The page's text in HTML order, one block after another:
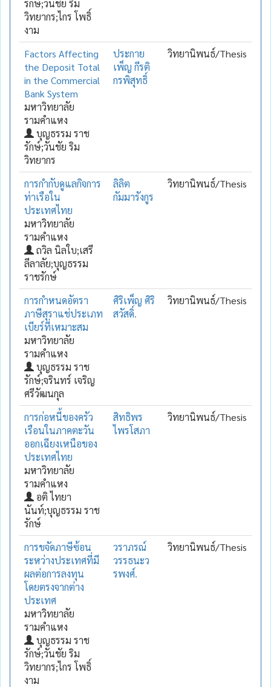
รักษ์;วันชัย ริม
วิทยากร;ไกร โพธิ์
งาม
Factors Affecting
the Deposit Total
in the Commercial
Bank System
มหาวิทยาลัย
รามคำแหง
บุญธรรม ราช
รักษ์;วันชัย ริม
วิทยากร
ประกาย
เพ็ญ กีรติ
กรพิสุทธิ์
วิทยานิพนธ์/Thesis
การกำกับดูแลกิจการ
ท่าเรือใน
ประเทศไทย
มหาวิทยาลัย
รามคำแหง
ถวิล นิลใบ;เสรี
ลีลาลัย;บุญธรรม
ราชรักษ์
ลิลิต
กัมมารังกูร
วิทยานิพนธ์/Thesis
การกำหนดอัตรา
ภาษีสุราแช่ประเภท
เบียร์ที่เหมาะสม
มหาวิทยาลัย
รามคำแหง
บุญธรรม ราช
รักษ์;จรินทร์ เจริญ
ศรีวัฒนกุล
ศิริเพ็ญ ศิริ
สวัสดิ์.
วิทยานิพนธ์/Thesis
การก่อหนี้ของครัว
เรือนในภาคตะวัน
ออกเฉียงเหนือของ
ประเทศไทย
มหาวิทยาลัย
รามคำแหง
อติ ไทยา
นันท์;บุญธรรม ราช
รักษ์
สิทธิพร
ไพรโสภา
วิทยานิพนธ์/Thesis
การขจัดภาษีซ้อน
ระหว่างประเทศที่มี
ผลต่อการลงทุน
โดยตรงจากต่าง
ประเทศ
มหาวิทยาลัย
รามคำแหง
บุญธรรม ราช
รักษ์;วันชัย ริม
วิทยากร;ไกร โพธิ์
งาม
วราภรณ์
วรรธนะว
รพงศ์.
วิทยานิพนธ์/Thesis